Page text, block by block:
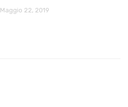
Maggio 22, 2019